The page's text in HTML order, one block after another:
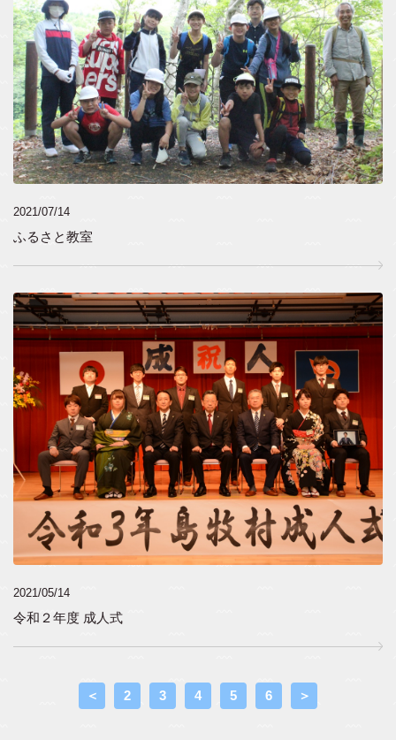
2021/07/14
ふるさと教室
2021/05/14
令和２年度 成人式
＜ 2 3 4 5 6 ＞